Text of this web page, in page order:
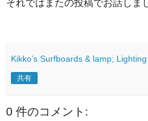
それではまたの投稿でお話しま
Kikko’s Surfboards & lamp; Lighting
共有
0 件のコメント: